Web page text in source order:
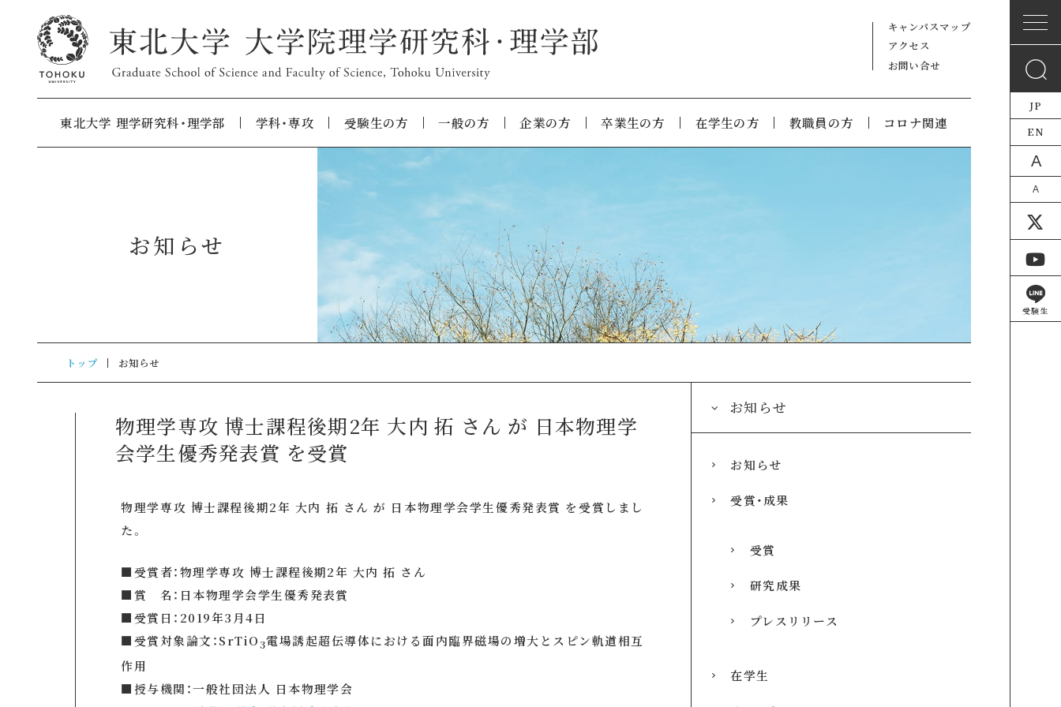
キャンパスマップ
アクセス
お問い合せ
東北大学 理学研究科・理学部 学科・専攻 受験生の方 一般の方 企業の方 卒業生の方 在学生の方 教職員の方 コロナ関連
お知らせ
トップ お知らせ
物理学専攻 博士課程後期2年 大内 拓 さん が 日本物理学
会学生優秀発表賞 を受賞
物理学専攻 博士課程後期2年 大内 拓 さん が 日本物理学会学生優秀発表賞 を受賞しまし
た。
■受賞者：物理学専攻 博士課程後期2年 大内 拓 さん
■賞 名：日本物理学会学生優秀発表賞
■受賞日：2019年3月4日
■受賞対象論文：SrTiO3電場誘起超伝導体における面内臨界磁場の増大とスピン軌道相互
作用
■授与機関：一般社団法人 日本物理学会
お知らせ
お知らせ
受賞・成果
受賞
研究成果
プレスリリース
在学生
JP
EN
A
A
受験生